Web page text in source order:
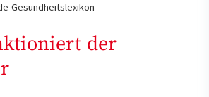
Gesundheitslexikon
der